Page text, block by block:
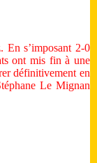
s’imposant 2-0
ont mis fin à une
définitivement en
Le Mignan